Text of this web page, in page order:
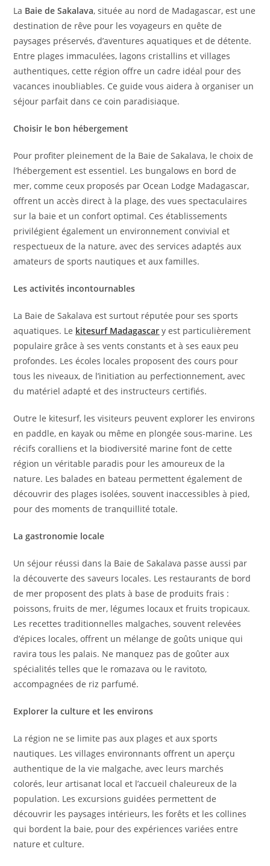
La Baie de Sakalava, située au nord de Madagascar, est une
destination de rêve pour les voyageurs en quête de
paysages préservés, d’aventures aquatiques et de détente.
Entre plages immaculées, lagons cristallins et villages
authentiques, cette région offre un cadre idéal pour des
vacances inoubliables. Ce guide vous aidera à organiser un
séjour parfait dans ce coin paradisiaque.
Choisir le bon hébergement
Pour profiter pleinement de la Baie de Sakalava, le choix de
l’hébergement est essentiel. Les bungalows en bord de
mer, comme ceux proposés par Ocean Lodge Madagascar,
offrent un accès direct à la plage, des vues spectaculaires
sur la baie et un confort optimal. Ces établissements
privilégient également un environnement convivial et
respectueux de la nature, avec des services adaptés aux
amateurs de sports nautiques et aux familles.
Les activités incontournables
La Baie de Sakalava est surtout réputée pour ses sports
aquatiques. Le kitesurf Madagascar y est particulièrement
populaire grâce à ses vents constants et à ses eaux peu
profondes. Les écoles locales proposent des cours pour
tous les niveaux, de l’initiation au perfectionnement, avec
du matériel adapté et des instructeurs certifiés.
Outre le kitesurf, les visiteurs peuvent explorer les environs
en paddle, en kayak ou même en plongée sous-marine. Les
récifs coralliens et la biodiversité marine font de cette
région un véritable paradis pour les amoureux de la
nature. Les balades en bateau permettent également de
découvrir des plages isolées, souvent inaccessibles à pied,
pour des moments de tranquillité totale.
La gastronomie locale
Un séjour réussi dans la Baie de Sakalava passe aussi par
la découverte des saveurs locales. Les restaurants de bord
de mer proposent des plats à base de produits frais :
poissons, fruits de mer, légumes locaux et fruits tropicaux.
Les recettes traditionnelles malgaches, souvent relevées
d’épices locales, offrent un mélange de goûts unique qui
ravira tous les palais. Ne manquez pas de goûter aux
spécialités telles que le romazava ou le ravitoto,
accompagnées de riz parfumé.
Explorer la culture et les environs
La région ne se limite pas aux plages et aux sports
nautiques. Les villages environnants offrent un aperçu
authentique de la vie malgache, avec leurs marchés
colorés, leur artisanat local et l’accueil chaleureux de la
population. Les excursions guidées permettent de
découvrir les paysages intérieurs, les forêts et les collines
qui bordent la baie, pour des expériences variées entre
nature et culture.